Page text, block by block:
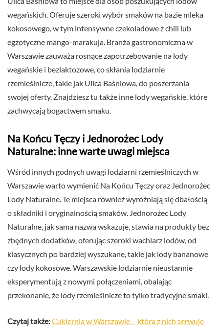
wegańskich. Oferuje szeroki wybór smaków na bazie mleka
kokosowego, w tym intensywne czekoladowe z chili lub
egzotyczne mango-marakuja. Branża gastronomiczna w
Warszawie zauważa rosnące zapotrzebowanie na lody
wegańskie i bezlaktozowe, co skłania lodziarnie
rzemieślnicze, takie jak Ulica Baśniowa, do poszerzania
swojej oferty. Znajdziesz tu także inne lody wegańskie, które
zachwycają bogactwem smaku.
Na Końcu Tęczy i Jednorożec Lody
Naturalne: inne warte uwagi miejsca
Wśród innych godnych uwagi lodziarni rzemieślniczych w
Warszawie warto wymienić Na Końcu Tęczy oraz Jednorożec
Lody Naturalne. Te miejsca również wyróżniają się dbałością
o składniki i oryginalnością smaków. Jednorożec Lody
Naturalne, jak sama nazwa wskazuje, stawia na produkty bez
zbędnych dodatków, oferując szeroki wachlarz lodów, od
klasycznych po bardziej wyszukane, takie jak lody bananowe
czy lody kokosowe. Warszawskie lodziarnie nieustannie
eksperymentują z nowymi połączeniami, obalając
przekonanie, że lody rzemieślnicze to tylko tradycyjne smaki.
Czytaj także:Cukiernia w Warszawie – która z nich serwuje